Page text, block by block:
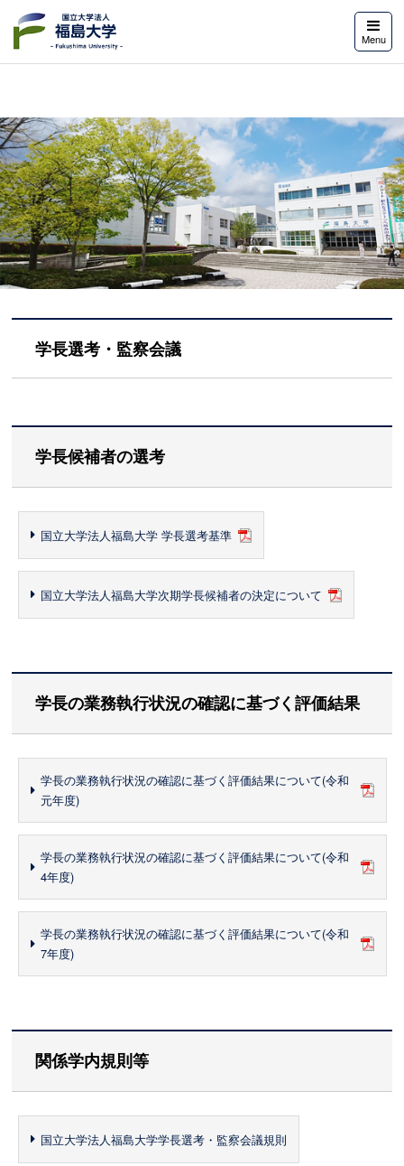
Menu
学長選考・監察会議
学長候補者の選考
国立大学法人福島大学 学長選考基準
国立大学法人福島大学次期学長候補者の決定について
学長の業務執行状況の確認に基づく評価結果
学長の業務執行状況の確認に基づく評価結果について(令和
元年度)
学長の業務執行状況の確認に基づく評価結果について(令和
4年度)
学長の業務執行状況の確認に基づく評価結果について(令和
7年度)
関係学内規則等
国立大学法人福島大学学長選考・監察会議規則